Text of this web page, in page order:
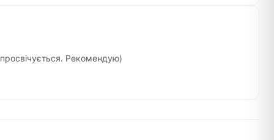
Рекомендую)